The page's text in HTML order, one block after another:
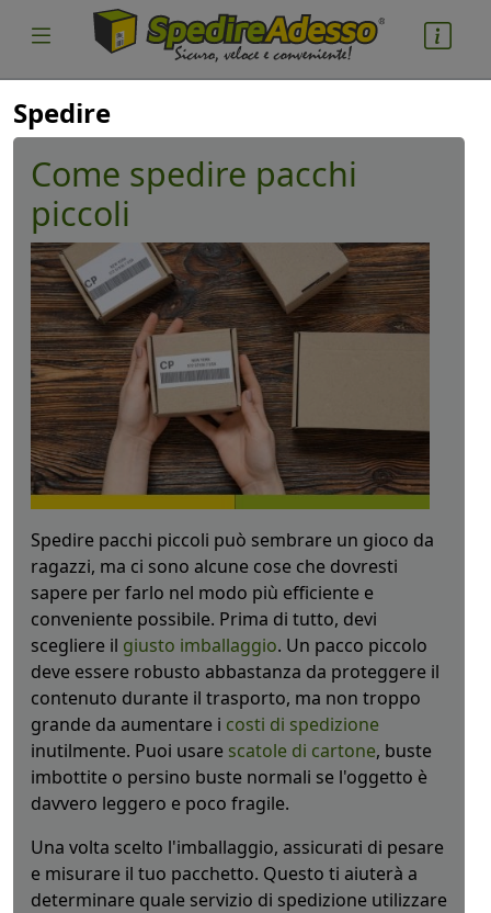
Spedire
Come spedire pacchi
piccoli
Spedire pacchi piccoli può sembrare un gioco da
ragazzi, ma ci sono alcune cose che dovresti
sapere per farlo nel modo più efficiente e
conveniente possibile. Prima di tutto, devi
scegliere il giusto imballaggio. Un pacco piccolo
deve essere robusto abbastanza da proteggere il
contenuto durante il trasporto, ma non troppo
grande da aumentare i costi di spedizione
inutilmente. Puoi usare scatole di cartone, buste
imbottite o persino buste normali se l'oggetto è
davvero leggero e poco fragile.
Una volta scelto l'imballaggio, assicurati di pesare
e misurare il tuo pacchetto. Questo ti aiuterà a
determinare quale servizio di spedizione utilizzare